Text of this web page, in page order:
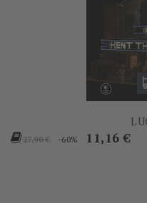
Prezzo
27,90 € -60% Prezzo
11,16 €